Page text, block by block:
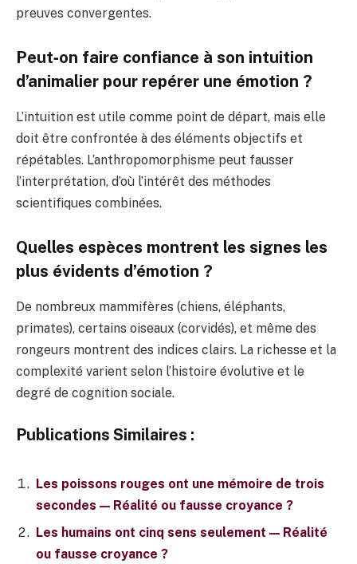
preuves convergentes.
Peut‑on faire confiance à son intuition
d’animalier pour repérer une émotion ?
L’intuition est utile comme point de départ, mais elle
doit être confrontée à des éléments objectifs et
répétables. L’anthropomorphisme peut fausser
l’interprétation, d’où l’intérêt des méthodes
scientifiques combinées.
Quelles espèces montrent les signes les
plus évidents d’émotion ?
De nombreux mammifères (chiens, éléphants,
primates), certains oiseaux (corvidés), et même des
rongeurs montrent des indices clairs. La richesse et la
complexité varient selon l’histoire évolutive et le
degré de cognition sociale.
Publications Similaires :
Les poissons rouges ont une mémoire de trois
secondes — Réalité ou fausse croyance ?
Les humains ont cinq sens seulement — Réalité
ou fausse croyance ?